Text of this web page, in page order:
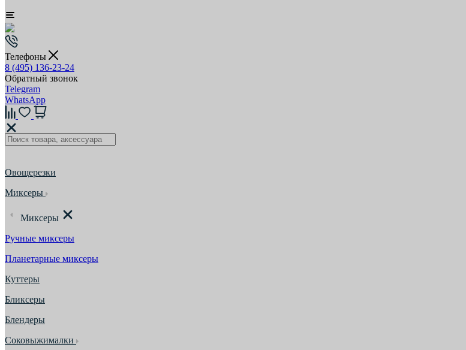
Телефоны
8 (495) 136-23-24
Обратный звонок
Telegram
WhatsApp
Овощерезки
Миксеры
Миксеры
Ручные миксеры
Планетарные миксеры
Куттеры
Бликсеры
Блендеры
Соковыжималки